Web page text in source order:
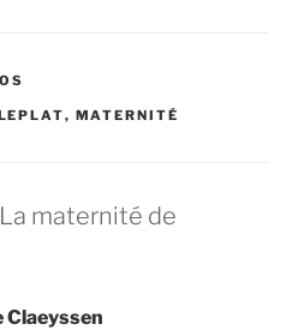
, MATERNITÉ
maternité de
Claeyssen